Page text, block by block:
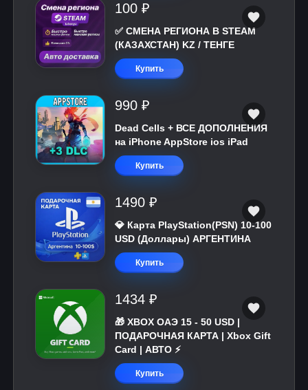
100 ₽
✅ СМЕНА РЕГИОНА В STEAM
(КАЗАХСТАН) KZ / ТЕНГЕ
Купить
990 ₽
Dead Cells + ВСЕ ДОПОЛНЕНИЯ
на iPhone AppStore ios iPad
Купить
1490 ₽
💎 Карта PlayStation(PSN) 10-100
USD (Доллары) АРГЕНТИНА
Купить
1434 ₽
🎁 XBOX ОАЭ 15 - 50 USD |
ПОДАРОЧНАЯ КАРТА | Xbox Gift
Card | АВТО ⚡
Купить